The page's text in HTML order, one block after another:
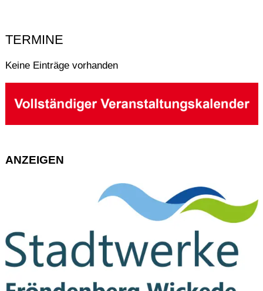
TERMINE
Keine Einträge vorhanden
ANZEIGEN